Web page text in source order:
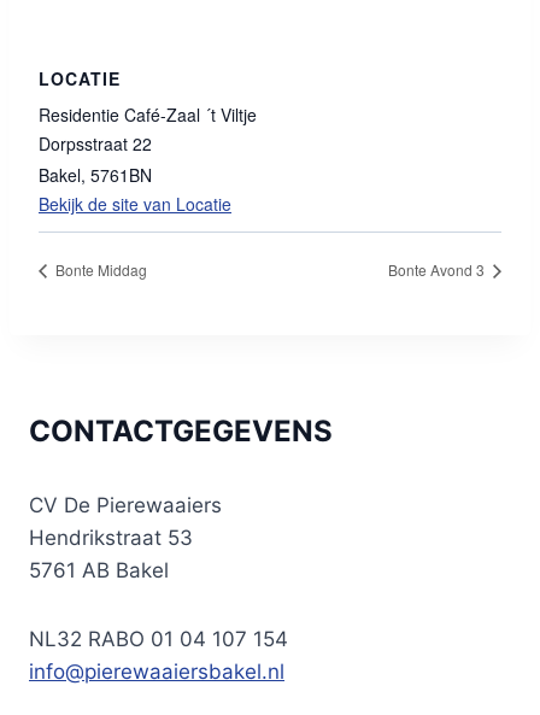
LOCATIE
Residentie Café-Zaal ´t Viltje
Dorpsstraat 22
Bakel, 5761BN
Bekijk de site van Locatie
Bonte Middag Bonte Avond 3
CONTACTGEGEVENS
CV De Pierewaaiers
Hendrikstraat 53
5761 AB Bakel
NL32 RABO 01 04 107 154
info@pierewaaiersbakel.nl